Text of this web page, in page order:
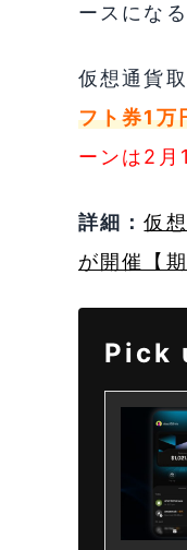
ースにな
仮想通貨
フト券1万
ーンは2月
詳細：仮
が開催【
Pick